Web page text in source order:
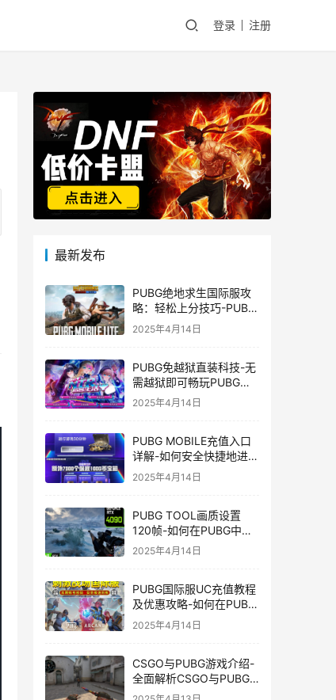
登录 注册
最新发布
PUBG绝地求生国际服攻
略：轻松上分技巧-PUBG
绝地求生国际服新手入门
2025年4月14日
PUBG免越狱直装科技-无
需越狱即可畅玩PUBG的
安装技巧
2025年4月14日
PUBG MOBILE充值入口
详解-如何安全快捷地进行
PUBG MOBILE充值
2025年4月14日
PUBG TOOL画质设置
120帧-如何在PUBG中使
用PUBG TOOL实现120
2025年4月14日
PUBG国际服UC充值教程
及优惠攻略-如何在PUBG
国际服中进行高效且安全
的UC充值
2025年4月14日
CSGO与PUBG游戏介绍-
全面解析CSGO与PUBG
这两款热门射击游戏